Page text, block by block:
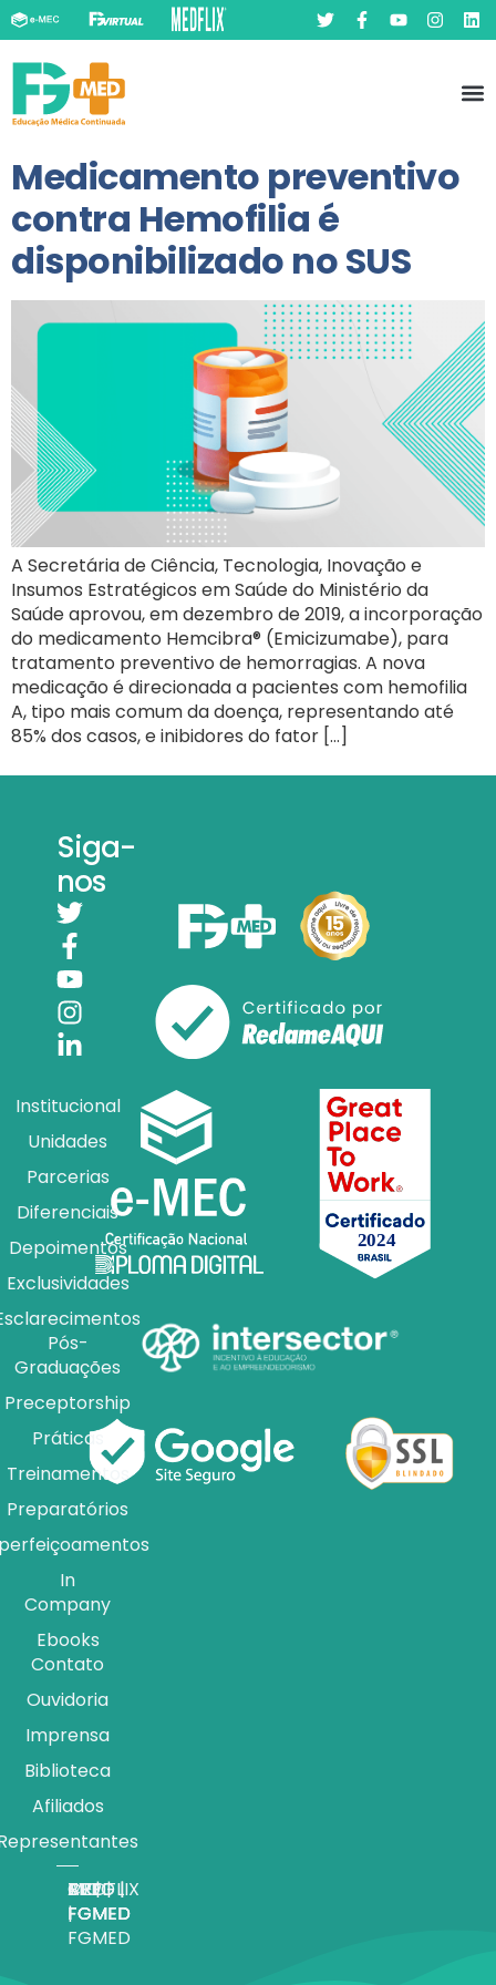
Medicamento preventivo
contra Hemofilia é
disponibilizado no SUS
A Secretária de Ciência, Tecnologia, Inovação e
Insumos Estratégicos em Saúde do Ministério da
Saúde aprovou, em dezembro de 2019, a incorporação
do medicamento Hemcibra® (Emicizumabe), para
tratamento preventivo de hemorragias. A nova
medicação é direcionada a pacientes com hemofilia
A, tipo mais comum da doença, representando até
85% dos casos, e inibidores do fator […]
Siga-
nos
Institucional
Unidades
Parcerias
Diferenciais
Depoimentos
Exclusividades
Pós-
Graduações
Preceptorship
Práticas
Treinamentos
Preparatórios
In
Company
Ebooks
Contato
Ouvidoria
Imprensa
Biblioteca
Afiliados
APP |
FGMED
MEDFLIX
|
FGMED
CRED |
FGMED
BLOG |
FGMED
TV |
FGMED